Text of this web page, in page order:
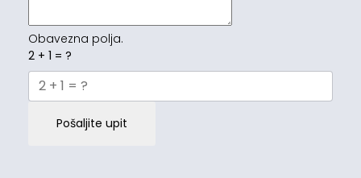
Obavezna polja.
2 + 1 = ?
Pošaljite upit